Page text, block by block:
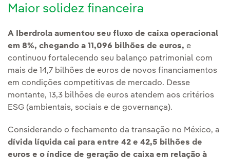
Maior solidez financeira
A Iberdrola aumentou seu fluxo de caixa operacional
em 8%, chegando a 11,096 bilhões de euros, e
continuou fortalecendo seu balanço patrimonial com
mais de 14,7 bilhões de euros de novos financiamentos
em condições competitivas de mercado. Desse
montante, 13,3 bilhões de euros atendem aos critérios
ESG (ambientais, sociais e de governança).
Considerando o fechamento da transação no México, a
dívida líquida cai para entre 42 e 42,5 bilhões de
euros e o índice de geração de caixa em relação à